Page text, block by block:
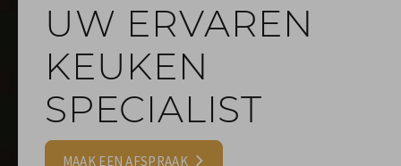
UW ERVAREN
KEUKEN
SPECIALIST
MAAK EEN AFSPRAAK